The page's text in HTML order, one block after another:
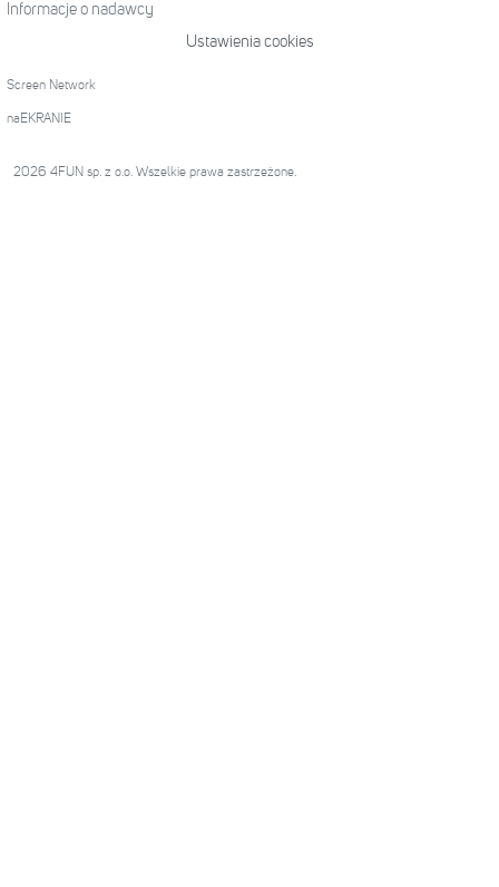
Informacje o nadawcy
Ustawienia cookies
Screen Network
naEKRANIE
2026 4FUN sp. z o.o. Wszelkie prawa zastrzeżone.